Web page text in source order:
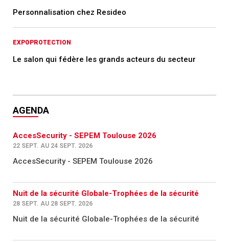
Personnalisation chez Resideo
EXPOPROTECTION
Le salon qui fédère les grands acteurs du secteur
AGENDA
AccesSecurity - SEPEM Toulouse 2026
22 SEPT. AU 24 SEPT. 2026
AccesSecurity - SEPEM Toulouse 2026
Nuit de la sécurité Globale-Trophées de la sécurité
28 SEPT. AU 28 SEPT. 2026
Nuit de la sécurité Globale-Trophées de la sécurité